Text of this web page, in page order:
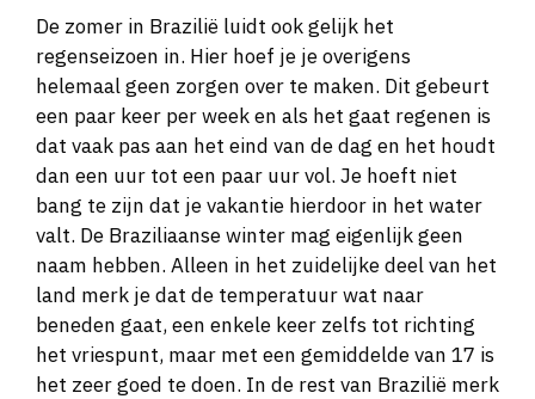
De zomer in Brazilië luidt ook gelijk het
regenseizoen in. Hier hoef je je overigens
helemaal geen zorgen over te maken. Dit gebeurt
een paar keer per week en als het gaat regenen is
dat vaak pas aan het eind van de dag en het houdt
dan een uur tot een paar uur vol. Je hoeft niet
bang te zijn dat je vakantie hierdoor in het water
valt. De Braziliaanse winter mag eigenlijk geen
naam hebben. Alleen in het zuidelijke deel van het
land merk je dat de temperatuur wat naar
beneden gaat, een enkele keer zelfs tot richting
het vriespunt, maar met een gemiddelde van 17 is
het zeer goed te doen. In de rest van Brazilië merk